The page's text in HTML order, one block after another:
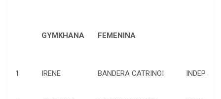
GYMKHANA FEMENINA
1 IRENE BANDERA CATRINOI